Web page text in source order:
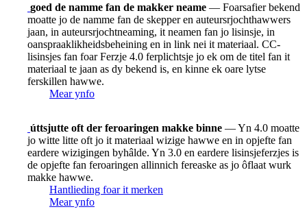
goed de namme fan de makker neame — Foarsafier bekend
moatte jo de namme fan de skepper en auteursrjochthawwers
jaan, in auteursrjochtneaming, it neamen fan jo lisinsje, in
oanspraaklikheidsbeheining en in link nei it materiaal. CC-
lisinsjes fan foar Ferzje 4.0 ferplichtsje jo ek om de titel fan it
materiaal te jaan as dy bekend is, en kinne ek oare lytse
ferskillen hawwe.
Mear ynfo
úttsjutte oft der feroaringen makke binne — Yn 4.0 moatte
jo witte litte oft jo it materiaal wizige hawwe en in opjefte fan
eardere wizigingen byhâlde. Yn 3.0 en eardere lisinsjeferzjes is
de opjefte fan feroaringen allinnich fereaske as jo ôflaat wurk
makke hawwe.
Hantlieding foar it merken
Mear ynfo